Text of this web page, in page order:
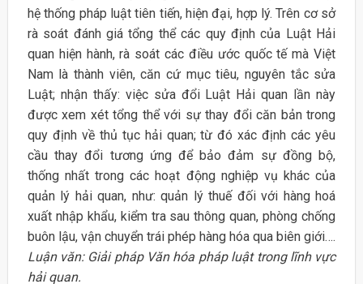
hệ thống pháp luật tiên tiến, hiện đại, hợp lý. Trên cơ sở
rà soát đánh giá tổng thể các quy định của Luật Hải
quan hiện hành, rà soát các điều ước quốc tế mà Việt
Nam là thành viên, căn cứ mục tiêu, nguyên tắc sửa
Luật; nhận thấy: việc sửa đổi Luật Hải quan lần này
được xem xét tổng thể với sự thay đổi căn bản trong
quy định về thủ tục hải quan; từ đó xác định các yêu
cầu thay đổi tương ứng để bảo đảm sự đồng bộ,
thống nhất trong các hoạt động nghiệp vụ khác của
quản lý hải quan, như: quản lý thuế đối với hàng hoá
xuất nhập khẩu, kiểm tra sau thông quan, phòng chống
buôn lậu, vận chuyển trái phép hàng hóa qua biên giới….
Luận văn: Giải pháp Văn hóa pháp luật trong lĩnh vực
hải quan.